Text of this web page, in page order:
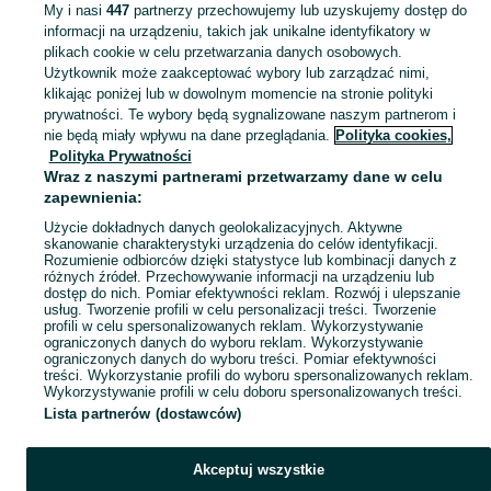
KATEGORIA
Skorzystaj z największego serwisu ogłoszeniowego - Skawina i okolice! - kupuj lub sprzedawaj jeszcze wygodniej w kategorii Pozostałe! Zobacz
Mapa kategorii
Mapa miejscowości
Mapa ministron
Popularne wyszukiwania
My i nasi 447partnerzy przechowujemy lub uzyskujemy dostęp do
informacji na urządzeniu, takich jak unikalne identyfikatory w
plikach cookie w celu przetwarzania danych osobowych.
Użytkownik może zaakceptować wybory lub zarządzać nimi,
klikając poniżej lub w dowolnym momencie na stronie polityki
prywatności. Te wybory będą sygnalizowane naszym partnerom i
nie będą miały wpływu na dane przeglądania. Polityka cookies,
Polityka Prywatności
Wraz z naszymi partnerami przetwarzamy dane w celu
zapewnienia:
Użycie dokładnych danych geolokalizacyjnych. Aktywne
skanowanie charakterystyki urządzenia do celów identyfikacji.
Rozumienie odbiorców dzięki statystyce lub kombinacji danych z
różnych źródeł. Przechowywanie informacji na urządzeniu lub
dostęp do nich. Pomiar efektywności reklam. Rozwój i ulepszanie
usług. Tworzenie profili w celu personalizacji treści. Tworzenie
profili w celu spersonalizowanych reklam. Wykorzystywanie
ograniczonych danych do wyboru reklam. Wykorzystywanie
ograniczonych danych do wyboru treści. Pomiar efektywności
treści. Wykorzystanie profili do wyboru spersonalizowanych reklam.
Wykorzystywanie profili w celu doboru spersonalizowanych treści.
Lista partnerów (dostawców)
Akceptuj wszystkie